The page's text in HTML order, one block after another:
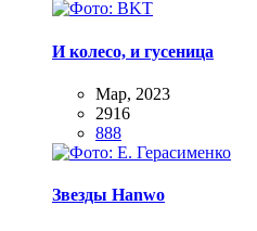
И колесо, и гусеница
Мар, 2023
2916
888
Звезды Hanwo